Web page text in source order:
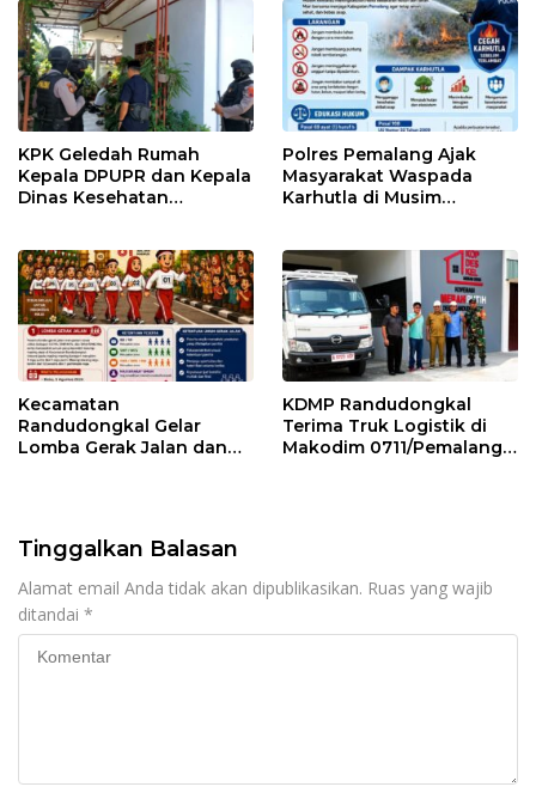
KPK Geledah Rumah
Kepala DPUPR dan Kepala
Dinas Kesehatan
Polres Pemalang Ajak
Masyarakat Waspada
Karhutla di Musim
Kecamatan
Randudongkal Gelar
Lomba Gerak Jalan dan
KDMP Randudongkal
Terima Truk Logistik di
Makodim 0711/Pemalang
Tinggalkan Balasan
Alamat email Anda tidak akan dipublikasikan. Ruas yang wajib
ditandai *